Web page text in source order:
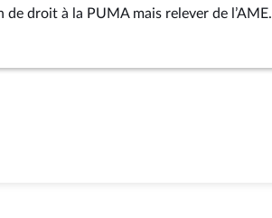
de droit à la PUMA mais relever de l’AME.